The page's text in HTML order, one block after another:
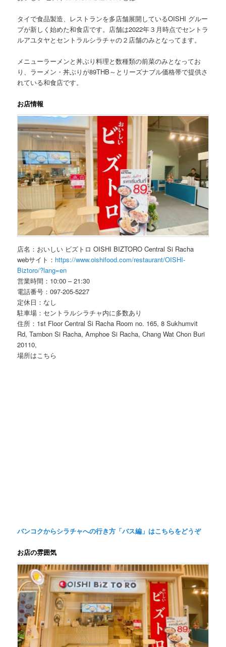
タイで食品製造、レストランを多店舗展開しているOISHI グルー
プが新しく始めた和食店です。店舗は2022年３月時点でセントラ
ルアユタヤとセントラルシラチャの２店舗のみとなってます。
メニューラーメンと丼ぶり料理と数種類の前菜のみとなってお
り、 ラーメン・丼ぶりが89THB～ とリーズナブル価格帯で提供さ
れている和食店です。
お店情報
店名：おいしい ビズトロ OISHI BIZTORO Central Si Racha
webサイト： https://www.oishifood.com/restaurant/OISHI-
Biztoro/?lang=en
営業時間：10:00 – 21:30
電話番号：097-205-5227
定休日：なし
駐車場：セントラルシラチャ内に多数あり
住所：1st Floor Central Si Racha Room no. 165, 8 Sukhumvit
Rd, Tambon Si Racha, Amphoe Si Racha, Chang Wat Chon Buri
20110,
場所はこちら
バンコクからシラチャへの行き方「バス編」はこちらをどうぞ
お店の雰囲気